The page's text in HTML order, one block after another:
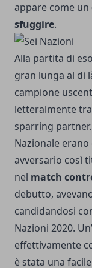
appare come un
sfuggire.
Alla partita di
gran lunga al di
campione
letteralmente
sparring
Nazionale
avversario così
nel match
debutto,
candidandosi
Nazioni 2020.
effettivamente
è stata una